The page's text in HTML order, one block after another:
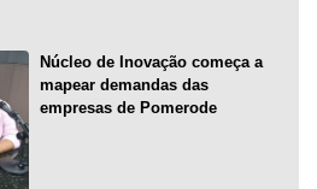
Núcleo de Inovação começa a
mapear demandas das
empresas de Pomerode